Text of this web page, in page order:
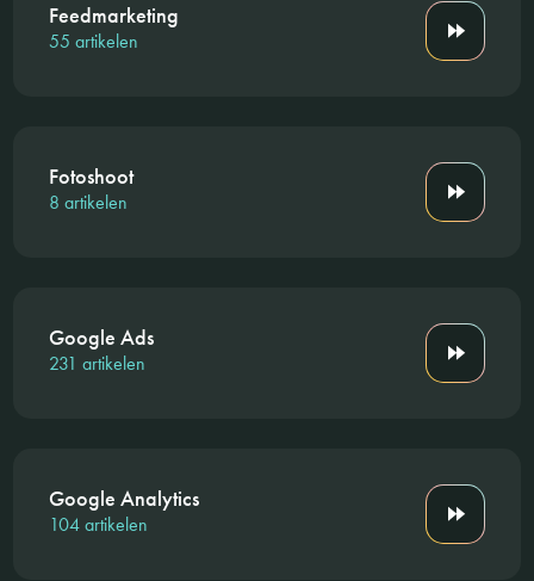
Feedmarketing
55 artikelen
Fotoshoot
8 artikelen
Google Ads
231 artikelen
Google Analytics
104 artikelen